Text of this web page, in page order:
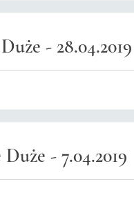
- 28.04.2019
- 7.04.2019